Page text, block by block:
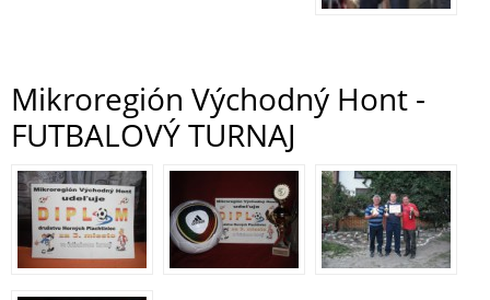
Mikroregión Východný Hont -
FUTBALOVÝ TURNAJ